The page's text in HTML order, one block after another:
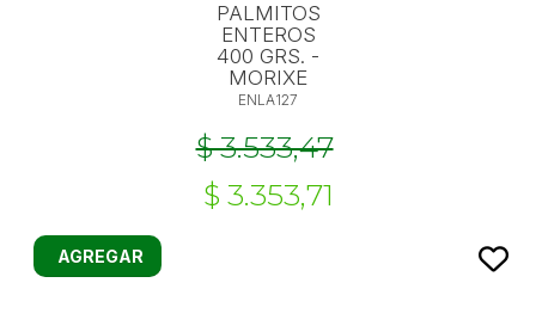
PALMITOS
ENTEROS
400 GRS. -
MORIXE
ENLA127
$ 3.533,47
$ 3.353,71
AGREGAR